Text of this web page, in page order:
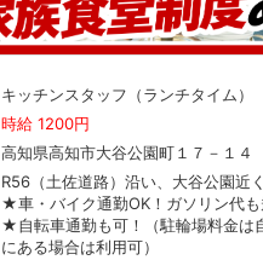
キッチンスタッフ（ランチタイム）
時給 1200円
高知県高知市大谷公園町１７－１４
R56（土佐道路）沿い、大谷公園近く
★車・バイク通勤OK！ガソリン代も
★自転車通勤も可！（駐輪場料金は
にある場合は利用可）